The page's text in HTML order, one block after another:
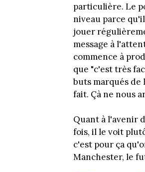
particulière. Le
niveau parce
jouer
message à
commence à
que "c'est très
buts marqués de
fait. Çà ne nous
Quant à l'avenir
fois, il le voit
c'est pour ça
Manchester, le